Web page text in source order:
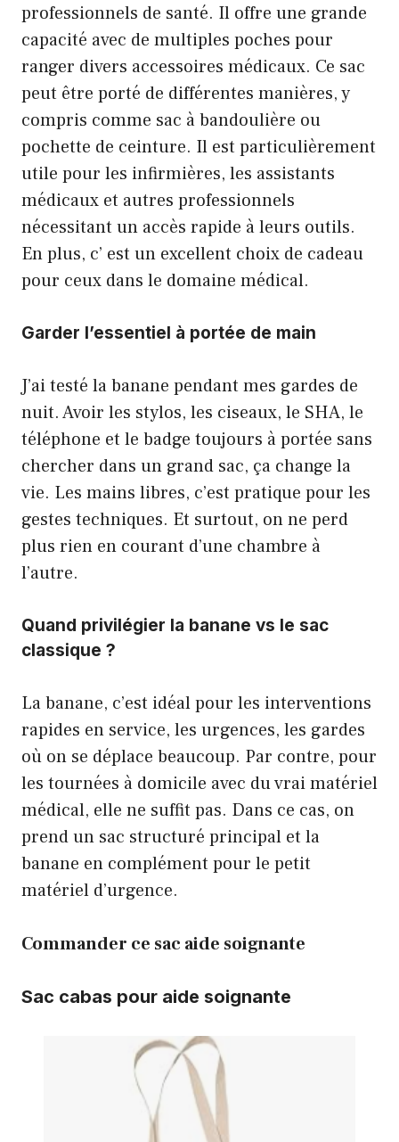
professionnels de santé. Il offre une grande
capacité avec de multiples poches pour
ranger divers accessoires médicaux. Ce sac
peut être porté de différentes manières, y
compris comme sac à bandoulière ou
pochette de ceinture. Il est particulièrement
utile pour les infirmières, les assistants
médicaux et autres professionnels
nécessitant un accès rapide à leurs outils.
En plus, c’ est un excellent choix de cadeau
pour ceux dans le domaine médical.
Garder l’essentiel à portée de main
J’ai testé la banane pendant mes gardes de
nuit. Avoir les stylos, les ciseaux, le SHA, le
téléphone et le badge toujours à portée sans
chercher dans un grand sac, ça change la
vie. Les mains libres, c’est pratique pour les
gestes techniques. Et surtout, on ne perd
plus rien en courant d’une chambre à
l’autre.
Quand privilégier la banane vs le sac
classique ?
La banane, c’est idéal pour les interventions
rapides en service, les urgences, les gardes
où on se déplace beaucoup. Par contre, pour
les tournées à domicile avec du vrai matériel
médical, elle ne suffit pas. Dans ce cas, on
prend un sac structuré principal et la
banane en complément pour le petit
matériel d’urgence.
Commander ce sac aide soignante
Sac cabas pour aide soignante